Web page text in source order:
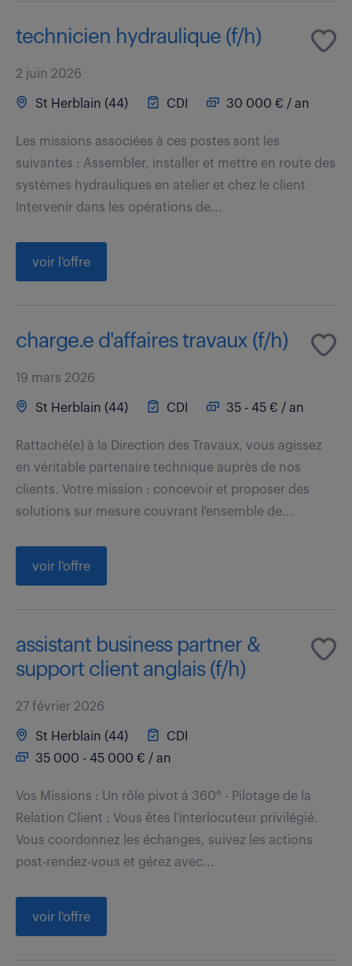
technicien hydraulique (f/h)
2 juin 2026
St Herblain (44) CDI 30 000 € / an
Les missions associées à ces postes sont les
suivantes : Assembler, installer et mettre en route des
systèmes hydrauliques en atelier et chez le client
Intervenir dans les opérations de...
voir l'offre
charge.e d'affaires travaux (f/h)
19 mars 2026
St Herblain (44) CDI 35 - 45 € / an
Rattaché(e) à la Direction des Travaux, vous agissez
en véritable partenaire technique auprès de nos
clients. Votre mission : concevoir et proposer des
solutions sur mesure couvrant l'ensemble de...
voir l'offre
assistant business partner &
support client anglais (f/h)
27 février 2026
St Herblain (44)
CDI
35 000 - 45 000 € / an
Vos Missions : Un rôle pivot à 360° - Pilotage de la
Relation Client : Vous êtes l'interlocuteur privilégié.
Vous coordonnez les échanges, suivez les actions
post-rendez-vous et gérez avec...
voir l'offre